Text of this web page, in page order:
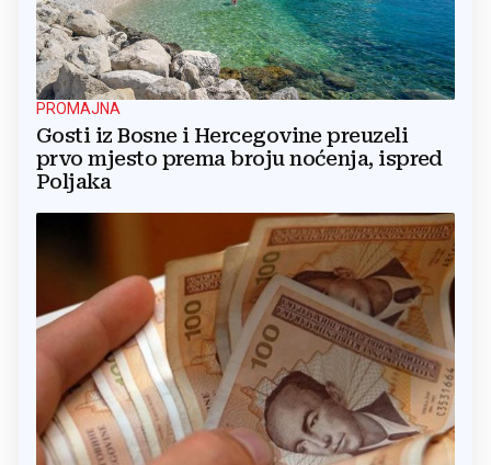
PROMAJNA
Gosti iz Bosne i Hercegovine preuzeli
prvo mjesto prema broju noćenja, ispred
Poljaka